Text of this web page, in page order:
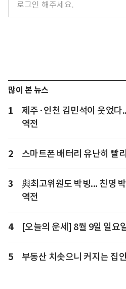
많이 본 뉴스
1
제주·인천 김민석이 웃었다
역전
2 스마트폰 배터리 유난히 빨
3
與최고위원도 박빙... 친명
역전
4 [오늘의 운세] 8월 9일 일요
5 부동산 치솟으니 커지는 집